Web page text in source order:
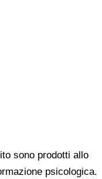
sono prodotti allo
psicologica.